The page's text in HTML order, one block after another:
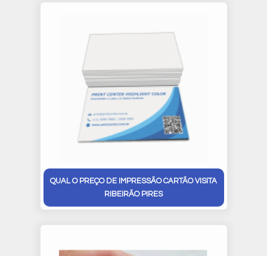
QUAL O PREÇO DE IMPRESSÃO CARTÃO VISITA
RIBEIRÃO PIRES